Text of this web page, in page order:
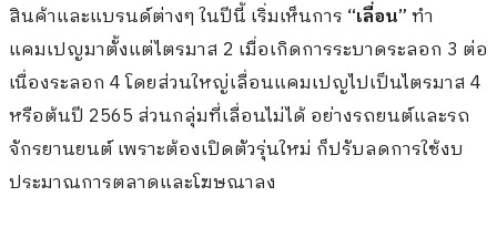
สินค้าและแบรนด์ต่างๆ ในปีนี้ เริ่มเห็นการ “เลื่อน”ทำ
แคมเปญมาตั้งแต่ไตรมาส 2 เมื่อเกิดการระบาดระลอก 3 ต่อ
เนื่องระลอก 4 โดยส่วนใหญ่เลื่อนแคมเปญไปเป็นไตรมาส 4
หรือต้นปี 2565 ส่วนกลุ่มที่เลื่อนไม่ได้ อย่างรถยนต์และรถ
จักรยานยนต์ เพราะต้องเปิดตัวรุ่นใหม่ ก็ปรับลดการใช้งบ
ประมาณการตลาดและโฆษณาลง